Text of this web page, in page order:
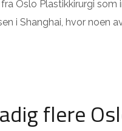
fra Oslo Plastikkirurgi
i Shanghai, hvor noen
flere